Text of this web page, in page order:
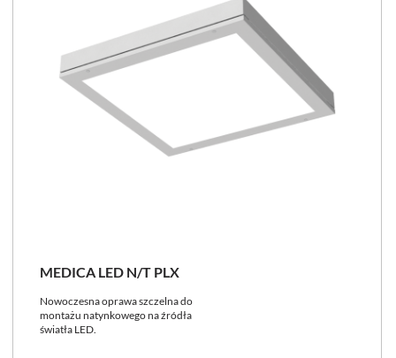
MEDICA LED N/T PLX
Nowoczesna oprawa szczelna do
montażu natynkowego na źródła
światła LED.